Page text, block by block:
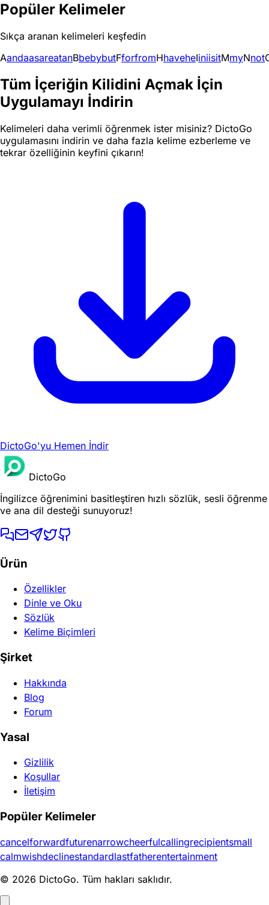
Popüler Kelimeler
Sıkça aranan kelimeleri keşfedin
AandaasareatanBbebybutFforfromHhaveheIiniisitMmyNnot
Tüm İçeriğin Kilidini Açmak İçin
Uygulamayı İndirin
Kelimeleri daha verimli öğrenmek ister misiniz? DictoGo
uygulamasını indirin ve daha fazla kelime ezberleme ve
tekrar özelliğinin keyfini çıkarın!
DictoGo'yu Hemen İndir
DictoGo
İngilizce öğrenimini basitleştiren hızlı sözlük, sesli öğrenme
ve ana dil desteği sunuyoruz!
Ürün
Özellikler
Dinle ve Oku
Sözlük
Kelime Biçimleri
Şirket
Hakkında
Blog
Forum
Yasal
Gizlilik
Koşullar
İletişim
Popüler Kelimeler
cancelforwardfuturenarrowcheerfulcallingrecipientsmall
calmwishdeclinestandardlastfatherentertainment
© 2026 DictoGo. Tüm hakları saklıdır.